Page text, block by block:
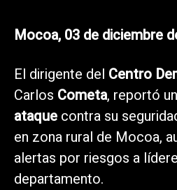
Mocoa, 03 de diciembre
El dirigente del Centro
Carlos Cometa, reportó un
ataque contra su
en zona rural de Mocoa,
alertas por riesgos a
departamento.